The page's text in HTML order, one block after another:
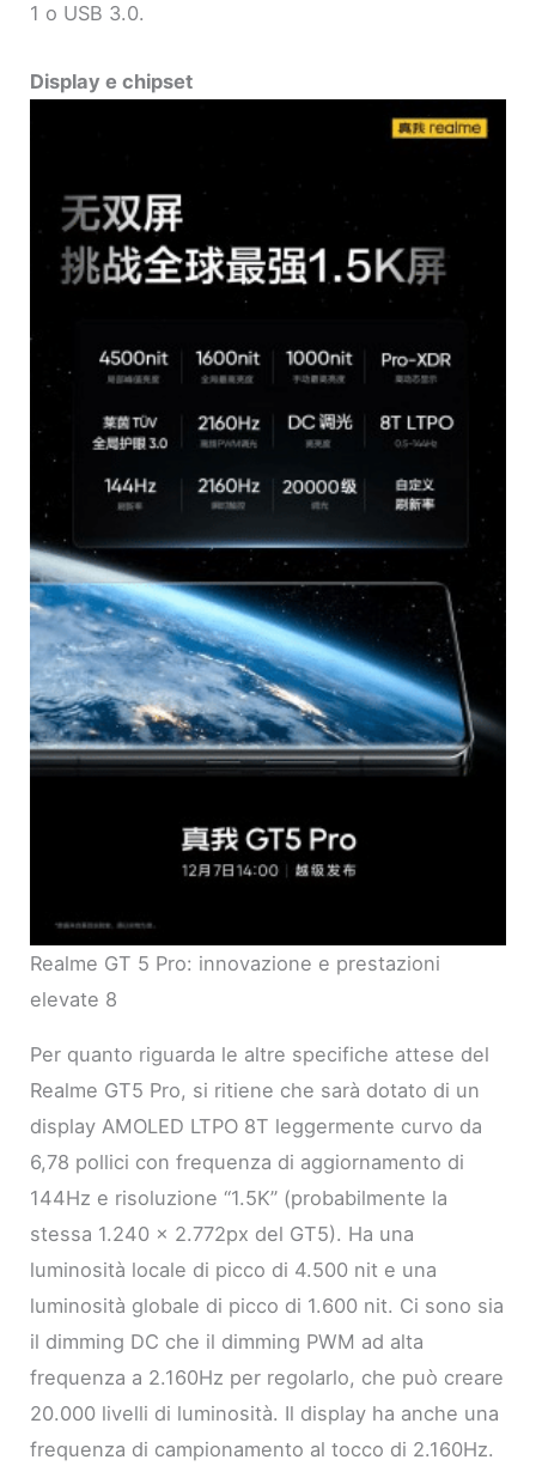
1 o USB 3.0.
Display e chipset
Realme GT 5 Pro: innovazione e prestazioni
elevate 8
Per quanto riguarda le altre specifiche attese del
Realme GT5 Pro, si ritiene che sarà dotato di un
display AMOLED LTPO 8T leggermente curvo da
6,78 pollici con frequenza di aggiornamento di
144Hz e risoluzione “1.5K” (probabilmente la
stessa 1.240 x 2.772px del GT5). Ha una
luminosità locale di picco di 4.500 nit e una
luminosità globale di picco di 1.600 nit. Ci sono sia
il dimming DC che il dimming PWM ad alta
frequenza a 2.160Hz per regolarlo, che può creare
20.000 livelli di luminosità. Il display ha anche una
frequenza di campionamento al tocco di 2.160Hz.